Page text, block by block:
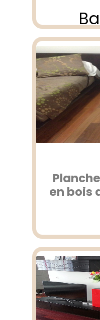
en bois